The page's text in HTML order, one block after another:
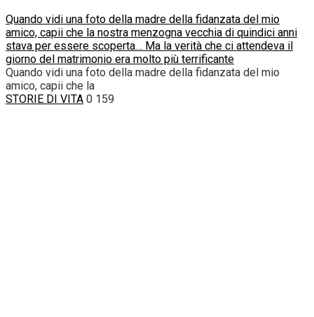
Quando vidi una foto della madre della fidanzata del mio
amico, capii che la nostra menzogna vecchia di quindici anni
stava per essere scoperta… Ma la verità che ci attendeva il
giorno del matrimonio era molto più terrificante
Quando vidi una foto della madre della fidanzata del mio
amico, capii che la
STORIE DI VITA 0 159